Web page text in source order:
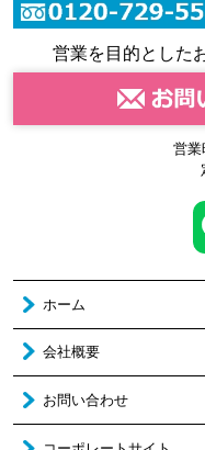
営業を目的とした
営業
ホーム
会社概要
お問い合わせ